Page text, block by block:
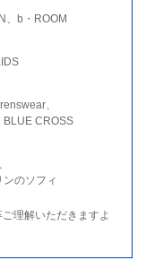
、b・ROOM
、
BLUE CROSS
のソフィ
理解いただきますよ